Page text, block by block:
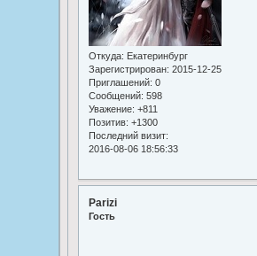
Откуда: Екатеринбург
Зарегистрирован: 2015-12-25
Приглашений: 0
Сообщений: 598
Уважение: +811
Позитив: +1300
Последний визит:
2016-08-06 18:56:33
Parizi
Гость